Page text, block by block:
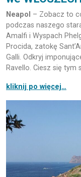
Neapol – Zobacz to
podczas naszego
Amalfi i Wyspach
Procida, zatokę
Galli. Odkryj
Ravello. Ciesz się tym
kliknij po więcej…